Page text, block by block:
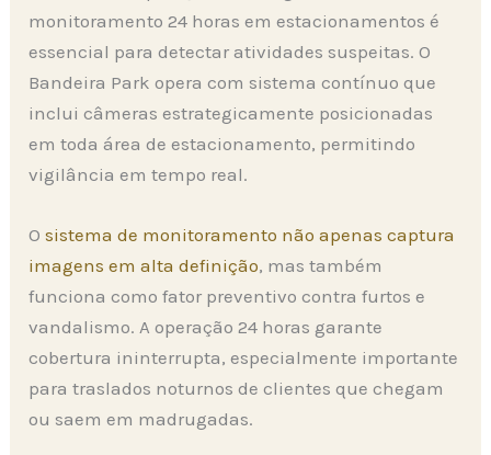
monitoramento 24 horas em estacionamentos é
essencial para detectar atividades suspeitas. O
Bandeira Park opera com sistema contínuo que
inclui câmeras estrategicamente posicionadas
em toda área de estacionamento, permitindo
vigilância em tempo real.
Osistema de monitoramento não apenas captura
imagens em alta definição, mas também
funciona como fator preventivo contra furtos e
vandalismo. A operação 24 horas garante
cobertura ininterrupta, especialmente importante
para traslados noturnos de clientes que chegam
ou saem em madrugadas.